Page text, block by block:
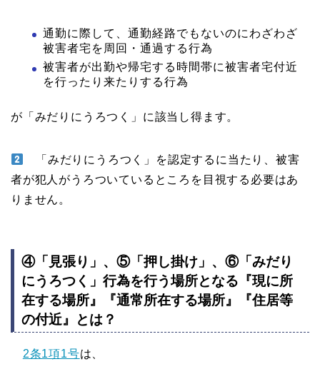
通勤に際して、通勤経路でもないのにわざわざ
被害者宅を周回・通過する行為
被害者が出勤や帰宅する時間帯に被害者宅付近
を行ったり来たりする行為
が「みだりにうろつく」に該当し得ます。
「みだりにうろつく」を認定するに当たり、被害
者が犯人がうろついているところを目視する必要はあ
りません。
④「見張り」、⑤「押し掛け」、⑥「みだり
にうろつく」行為を行う場所となる『現に所
在する場所』『通常所在する場所』『住居等
の付近』とは？
2条1項1号は、